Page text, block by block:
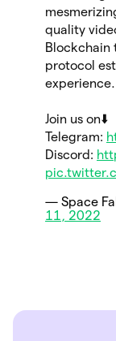
quality
Blockchain
protocol
experience.
Join us on⬇️
Telegram:
Discord:
— Space
11, 2022